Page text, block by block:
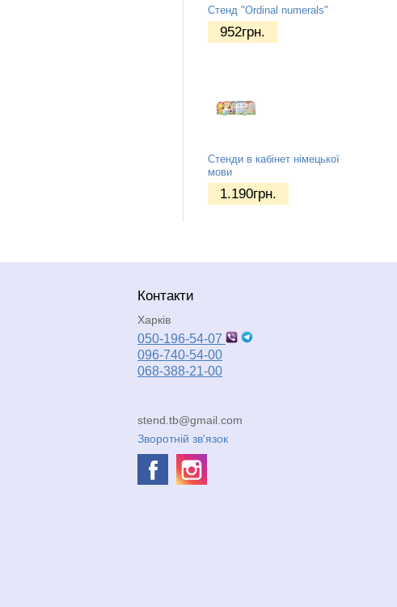
Стенд "Ordinal numerals"
952грн.
Стенди в кабінет німецької
мови
1.190грн.
Контакти
Харків
050-196-54-07
096-740-54-00
068-388-21-00
stend.tb@gmail.com
Зворотній зв'язок